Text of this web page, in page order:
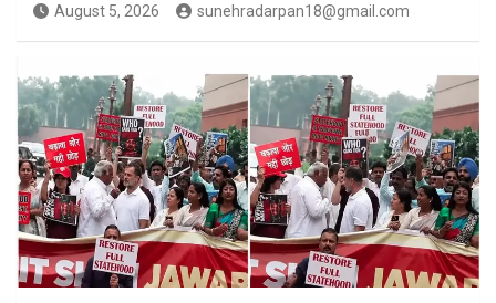
August 5, 2026 sunehradarpan18@gmail.com